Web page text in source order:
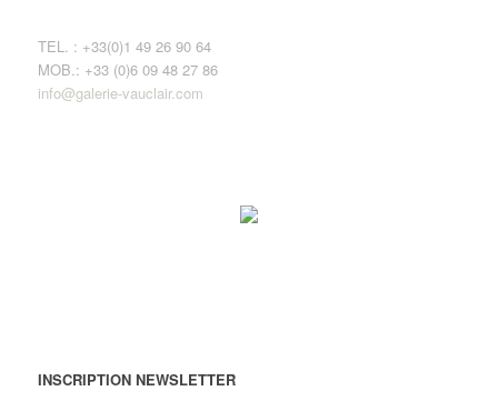
TEL. : +33(0)1 49 26 90 64
MOB.: +33 (0)6 09 48 27 86
info@galerie-vauclair.com
INSCRIPTION NEWSLETTER